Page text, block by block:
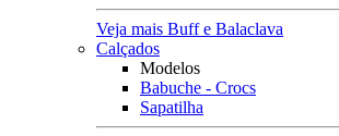
Veja mais Buff e Balaclava
Calçados
Modelos
Babuche - Crocs
Sapatilha